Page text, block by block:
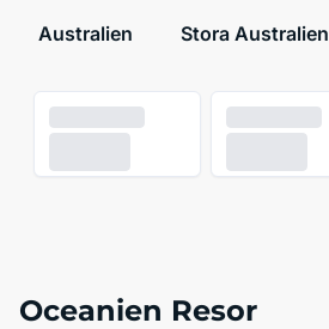
Australien
Stora Australien
Oceanien Resor